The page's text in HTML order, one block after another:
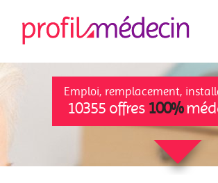
Emploi, remplacement,
10355 offres 100%